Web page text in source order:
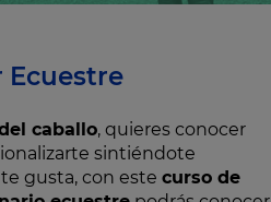
Ecuestre
caballo, quieres conocer
sintiéndote
gusta, con este curso de